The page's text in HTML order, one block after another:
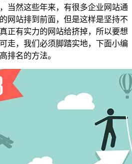
当然这些年来，有很多企业网站通
网站排到前面，但是这样是坚持不
正有实力的网站给挤掉，所以要想
走，我们必须脚踏实地，下面小编
排名的方法。